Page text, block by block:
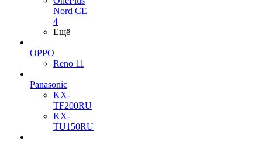
Nord CE
4
Ещё
OPPO
Reno 11
Panasonic
KX-
TF200RU
KX-
TU150RU